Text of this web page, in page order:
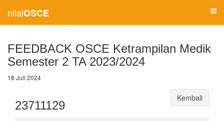
nilaiOSCE
FEEDBACK OSCE Ketrampilan Medik
Semester 2 TA 2023/2024
18 Juli 2024
23711129
Kembali